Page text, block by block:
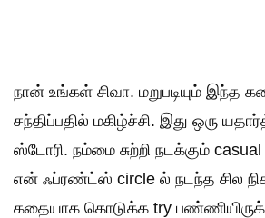
நான் உங்கள் சிவா. மறுபடியும் இந்த
சந்திப்பதில் மகிழ்ச்சி. இது ஒரு
ஸ்டோரி. நம்மை சுற்றி நடக்கும்
என் ஃப்ரண்ட்ஸ் circle ல் நடந்த சில
கதையாக கொடுக்க try